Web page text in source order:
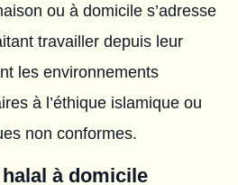
ou à domicile s’adresse
travailler depuis leur
les environnements
à l’éthique islamique ou
non conformes.
à domicile